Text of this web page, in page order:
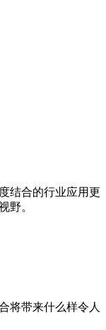
结合的行业应用更
野。
将带来什么样令人